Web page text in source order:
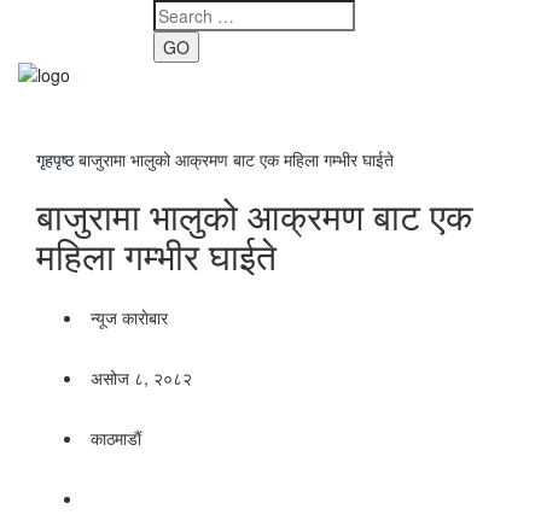
GO
गृहपृष्ठबाजुरामा भालुको आक्रमण बाट एक महिला गम्भीर घाईते
बाजुरामा भालुको आक्रमण बाट एक
महिला गम्भीर घाईते
न्यूज काराेबार
असोज ८, २०८२
काठमाडाैं